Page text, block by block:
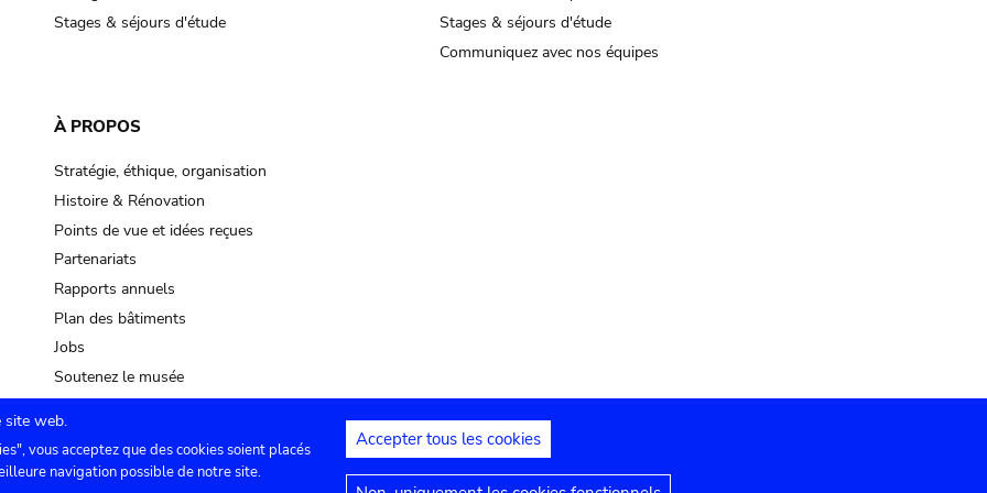
Stages & séjours d'étude
Stages & séjours d'étude
Communiquez avec nos équipes
À PROPOS
Stratégie, éthique, organisation
Histoire & Rénovation
Points de vue et idées reçues
Partenariats
Rapports annuels
Plan des bâtiments
Jobs
Soutenez le musée
Contact Paramètres de confidentialité Mentions juridiques Déclaration d'accessibilité
site web.
vous acceptez que des cookies soient placés
navigation possible de notre site.
Accepter tous les cookies